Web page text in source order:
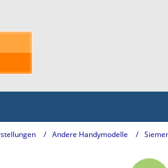
Andere Handymodelle